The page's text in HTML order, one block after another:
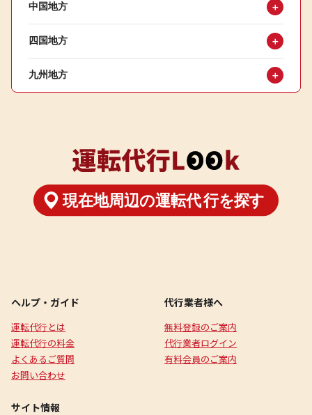
中国地方 ＋
四国地方 ＋
九州地方 ＋
ヘルプ・ガイド
運転代行とは
運転代行の料金
よくあるご質問
お問い合わせ
代行業者様へ
無料登録のご案内
代行業者ログイン
有料会員のご案内
サイト情報